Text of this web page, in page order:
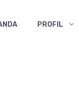
PROFIL